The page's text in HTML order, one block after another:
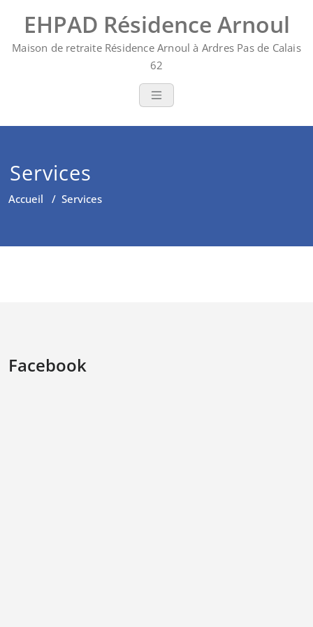
content
EHPAD Résidence Arnoul
Maison de retraite Résidence Arnoul à Ardres Pas de Calais
62
Services
Accueil / Services
Facebook